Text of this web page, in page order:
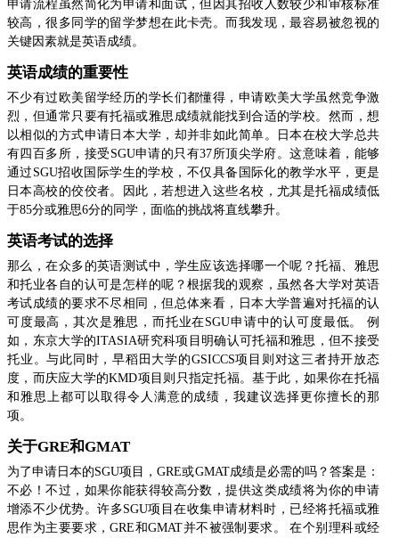
申请流程虽然简化为申请和面试，但因其招收人数较少和审核标准
较高，很多同学的留学梦想在此卡壳。而我发现，最容易被忽视的
关键因素就是英语成绩。
英语成绩的重要性
不少有过欧美留学经历的学长们都懂得，申请欧美大学虽然竞争激
烈，但通常只要有托福或雅思成绩就能找到合适的学校。然而，想
以相似的方式申请日本大学，却并非如此简单。日本在校大学总共
有四百多所，接受SGU申请的只有37所顶尖学府。这意味着，能够
通过SGU招收国际学生的学校，不仅具备国际化的教学水平，更是
日本高校的佼佼者。因此，若想进入这些名校，尤其是托福成绩低
于85分或雅思6分的同学，面临的挑战将直线攀升。
英语考试的选择
那么，在众多的英语测试中，学生应该选择哪一个呢？托福、雅思
和托业各自的认可是怎样的呢？根据我的观察，虽然各大学对英语
考试成绩的要求不尽相同，但总体来看，日本大学普遍对托福的认
可度最高，其次是雅思，而托业在SGU申请中的认可度最低。 例
如，东京大学的ITASIA研究科项目明确认可托福和雅思，但不接受
托业。与此同时，早稻田大学的GSICCS项目则对这三者持开放态
度，而庆应大学的KMD项目则只指定托福。基于此，如果你在托福
和雅思上都可以取得令人满意的成绩，我建议选择更你擅长的那
项。
关于GRE和GMAT
为了申请日本的SGU项目，GRE或GMAT成绩是必需的吗？答案是：
不必！不过，如果你能获得较高分数，提供这类成绩将为你的申请
增添不少优势。许多SGU项目在收集申请材料时，已经将托福或雅
思作为主要要求，GRE和GMAT并不被强制要求。 在个别理科或经